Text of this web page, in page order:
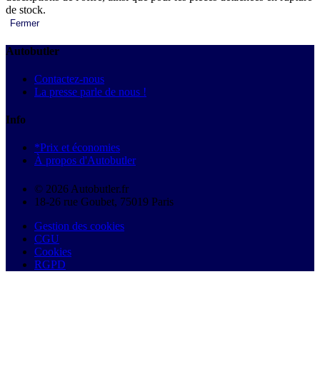
de stock.
Fermer
Autobutler
Contactez-nous
La presse parle de nous !
Info
*Prix et économies
À propos d'Autobutler
© 2026 Autobutler.fr
18-26 rue Goubet, 75019 Paris
Gestion des cookies
CGU
Cookies
RGPD